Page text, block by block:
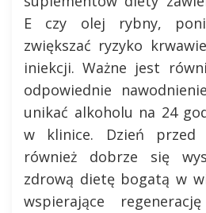
E czy olej rybny,
zwiększać ryzyko
iniekcji. Ważne jest
odpowiednie
unikać alkoholu na 24
w klinice. Dzień przed
również dobrze się
zdrową dietę bogatą w
wspierające